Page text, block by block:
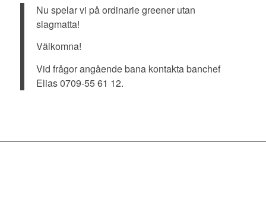
Nu spelar vi på ordinarie greener utan
slagmatta!
Välkomna!
Vid frågor angående bana kontakta banchef
Elias 0709-55 61 12.